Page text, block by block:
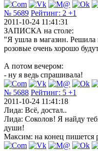
№ 5689 Рейтинг: 2 +1
2011-10-24 11:41:31
ЗАПИСКА на столе:
"Я ушла в магазин.
розовые очень хорошо
А потом вечером:
- ну я ведь спрашивала!
№ 5688 Рейтинг: 5 +1
2011-10-24 11:41:18
Лида: Всё, достал..
Лида: Соколов! Я найду
души!
Максим: на конец пишется